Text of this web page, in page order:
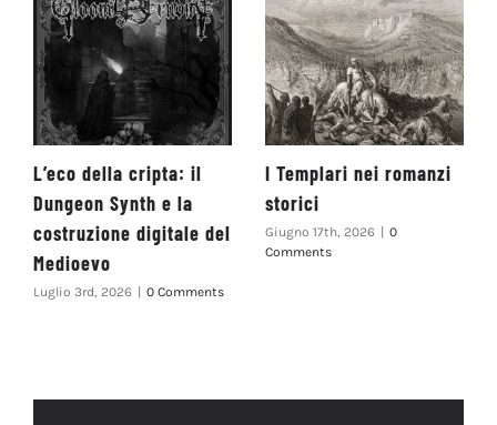
L’eco della cripta: il
Dungeon Synth e la
costruzione digitale del
Medioevo
Luglio 3rd, 2026 | 0 Comments
I Templari nei romanzi
storici
Giugno 17th, 2026 | 0
Comments